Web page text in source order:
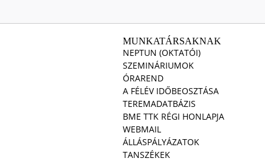
MUNKATÁRSAKNAK
NEPTUN (OKTATÓI)
SZEMINÁRIUMOK
ÓRAREND
A FÉLÉV IDŐBEOSZTÁSA
TEREMADATBÁZIS
BME TTK RÉGI HONLAPJA
WEBMAIL
ÁLLÁSPÁLYÁZATOK
TANSZÉKEK